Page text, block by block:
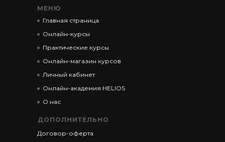
ДОПОЛНИТЕЛЬНО
Договор-оферта
Главная страница
Онлайн-курсы
Практические курсы
Личный кабинет
Онлайн-академия HELIOS
МЕНЮ
Онлайн-магазин курсов
О нас